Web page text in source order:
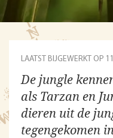
LAATST BIJGEWERKT OP
De jungle
als Tarzan en
dieren uit de
tegengekomen